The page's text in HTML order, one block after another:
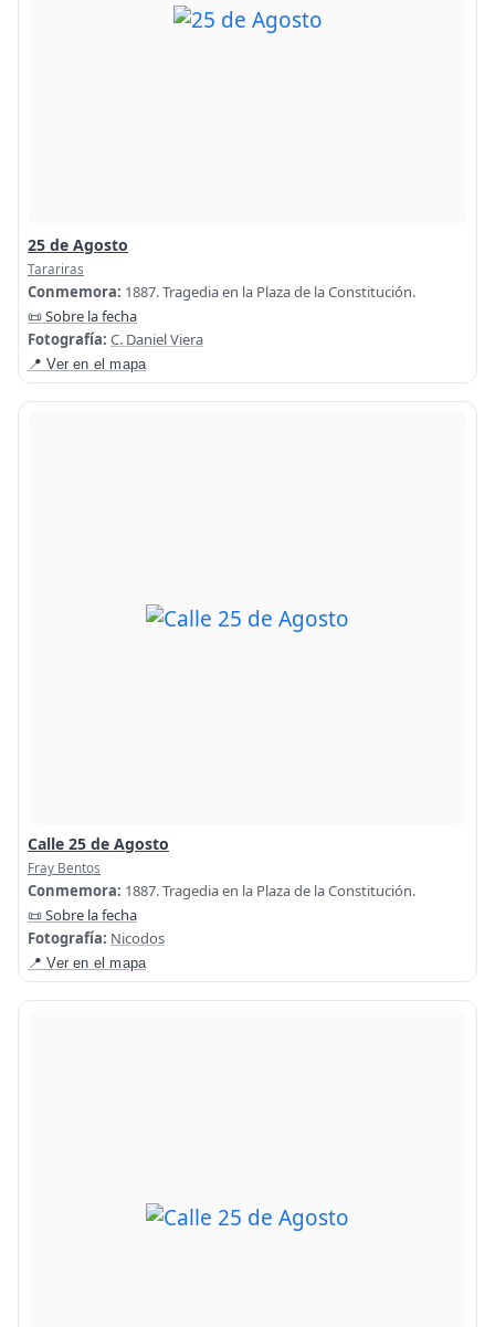
25 de Agosto
Tarariras
Conmemora: 1887. Tragedia en la Plaza de la Constitución.
📜 Sobre la fecha
Fotografía: C. Daniel Viera
📍 Ver en el mapa
Calle 25 de Agosto
Fray Bentos
Conmemora: 1887. Tragedia en la Plaza de la Constitución.
📜 Sobre la fecha
Fotografía: Nicodos
📍 Ver en el mapa